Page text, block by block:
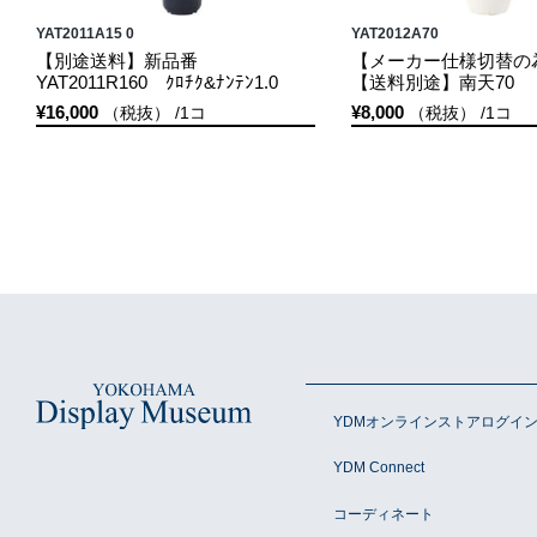
YAT2011A15 0
【別途送料】新品番
YAT2011R160 ｸﾛﾁｸ&ﾅﾝﾃﾝ1.0
¥16,000 （税抜） /1コ
YAT2012A70
【メーカー仕様切替
【送料別途】南天70
¥8,000（税抜） /1コ
YDMオンラインストアログイン
YDM Connect
コーディネート